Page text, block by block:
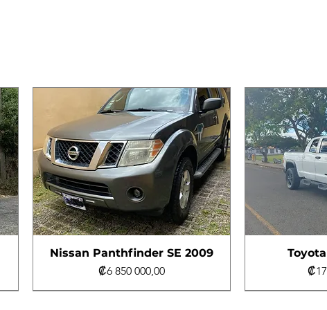
Nissan Panthfinder SE 2009
Precio
₡6 850 000,00